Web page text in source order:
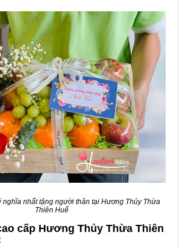
nghĩa nhất tặng người thân tại Hương Thủy Thừa
Thiên Huế
cấp Hương Thủy Thừa Thiên